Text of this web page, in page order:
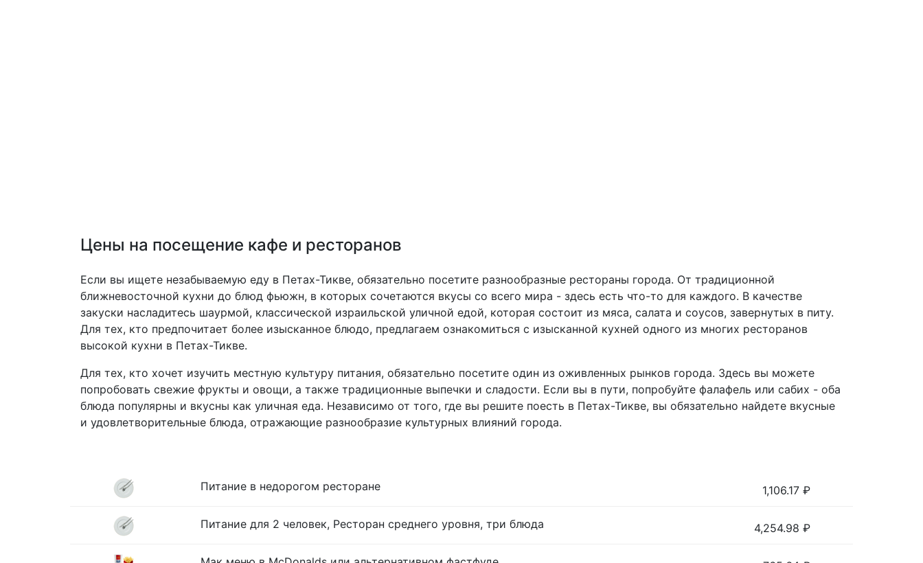
Цены на посещение кафе и ресторанов
Если вы ищете незабываемую еду в Петах-Тикве, обязательно посетите разнообразные рестораны города. От традиционной
ближневосточной кухни до блюд фьюжн, в которых сочетаются вкусы со всего мира - здесь есть что-то для каждого. В качестве
закуски насладитесь шаурмой, классической израильской уличной едой, которая состоит из мяса, салата и соусов, завернутых в питу.
Для тех, кто предпочитает более изысканное блюдо, предлагаем ознакомиться с изысканной кухней одного из многих ресторанов
высокой кухни в Петах-Тикве.
Для тех, кто хочет изучить местную культуру питания, обязательно посетите один из оживленных рынков города. Здесь вы можете
попробовать свежие фрукты и овощи, а также традиционные выпечки и сладости. Если вы в пути, попробуйте фалафель или сабих - оба
блюда популярны и вкусны как уличная еда. Независимо от того, где вы решите поесть в Петах-Тикве, вы обязательно найдете вкусные
и удовлетворительные блюда, отражающие разнообразие культурных влияний города.
Питание в недорогом ресторане 1,106.17 ₽
Питание для 2 человек, Ресторан среднего уровня, три блюда 4,254.98 ₽